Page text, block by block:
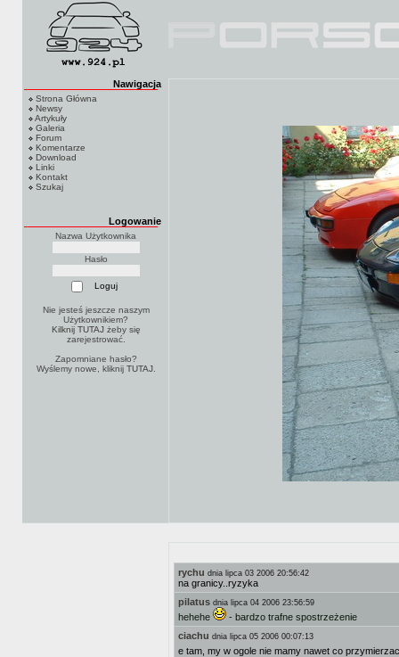
Nawigacja
Strona Główna
Newsy
Artykuły
Galeria
Forum
Komentarze
Download
Linki
Kontakt
Szukaj
Logowanie
Nazwa Użytkownika
Hasło
Nie jesteś jeszcze naszym
Użytkownikiem?
Kilknij TUTAJżeby się
zarejestrować.
Zapomniane hasło?
Wyślemy nowe, kliknij TUTAJ.
rychu dnia lipca 03 2006 20:56:42
na granicy..ryzyka
pilatus dnia lipca 04 2006 23:56:59
hehehe
- bardzo trafne spostrzeżenie
ciachu dnia lipca 05 2006 00:07:13
e tam, my w ogole nie mamy nawet co przymierzac